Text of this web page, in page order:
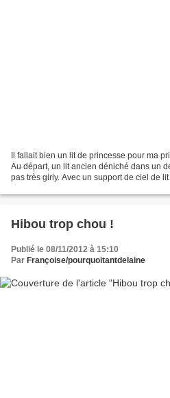
Il fallait bien un lit de princesse pour ma
Au départ, un lit ancien déniché dans un
pas très girly. Avec un support de ciel de
Hibou trop chou !
Publié le 08/11/2012 à 15:10
Par Françoise/pourquoitantdelaine